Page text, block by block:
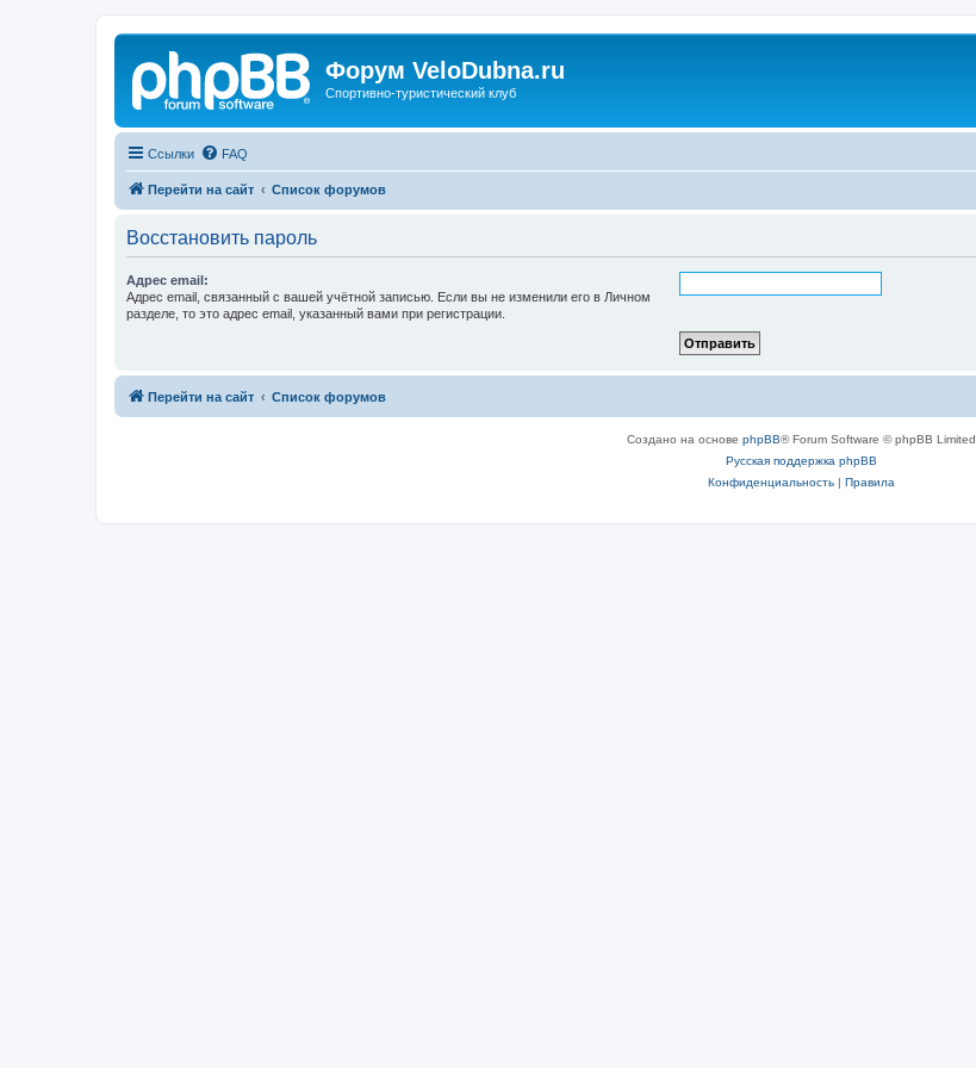
Форум VeloDubna.ru
Спортивно-туристический клуб
Ссылки FAQ
Перейти на сайт Список форумов
Восстановить пароль
Адрес email:
Адрес email, связанный с вашей учётной записью. Если вы не изменили его в Личном
разделе, то это адрес email, указанный вами при регистрации.
Перейти на сайт Список форумов
Создано на основе phpBB® Forum Software © phpBB Limited
Русская поддержка phpBB
Конфиденциальность| Правила